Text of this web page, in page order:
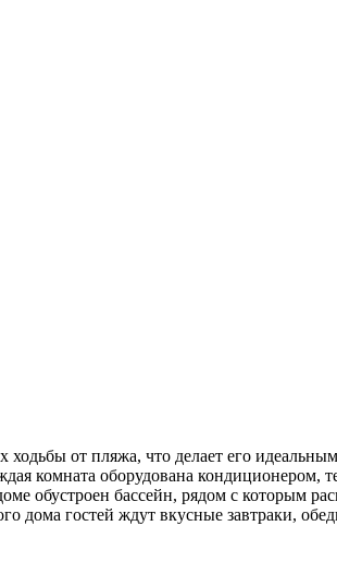
от пляжа, что делает его
комната оборудована кондиционером,
обустроен бассейн, рядом с которым
дома гостей ждут вкусные завтраки,